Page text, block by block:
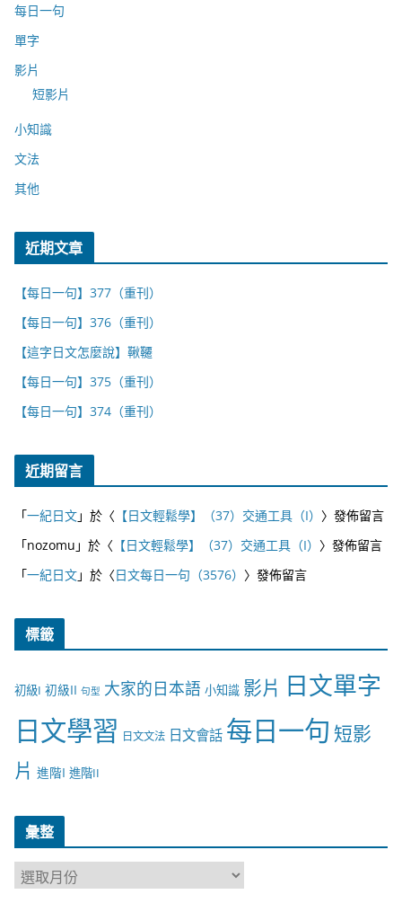
每日一句
單字
影片
短影片
小知識
文法
其他
近期文章
【每日一句】377（重刊）
【每日一句】376（重刊）
【這字日文怎麼說】鞦韆
【每日一句】375（重刊）
【每日一句】374（重刊）
近期留言
「一紀日文」於〈 【日文輕鬆學】（37）交通工具（I） 〉發佈留言
「nozomu 」於〈 【日文輕鬆學】（37）交通工具（I） 〉發佈留言
「一紀日文」於〈日文每日一句（3576） 〉發佈留言
標籤
初級I 初級II 句型 大家的日本語 小知識 影片 日文單字
日文學習 日文文法 日文會話 每日一句 短影
片 進階I 進階II
彙整
彙
整